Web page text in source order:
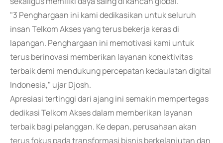
"3 Penghargaan ini kami dedikasikan untuk seluruh
insan Telkom Akses yang terus bekerja keras di
lapangan. Penghargaan ini memotivasi kami untuk
terus berinovasi memberikan layanan konektivitas
terbaik demi mendukung percepatan kedaulatan digital
Indonesia," ujar Djosh.
Apresiasi tertinggi dari ajang ini semakin mempertegas
dedikasi Telkom Akses dalam memberikan layanan
terbaik bagi pelanggan. Ke depan, perusahaan akan
terus fokus pada transformasi bisnis berkelanjutan dan